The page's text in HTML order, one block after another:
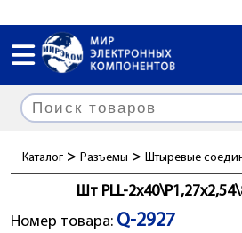
Каталог > Разъемы > Штыревые
Шт PLL-
Номер товара: Q-2927